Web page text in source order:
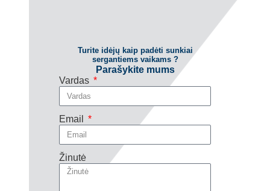
Turite idėjų kaip padėti sunkiai
sergantiems vaikams ?
Parašykite mums
Vardas
Email
Žinutė